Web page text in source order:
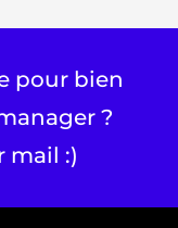
pour bien
?
mail :)